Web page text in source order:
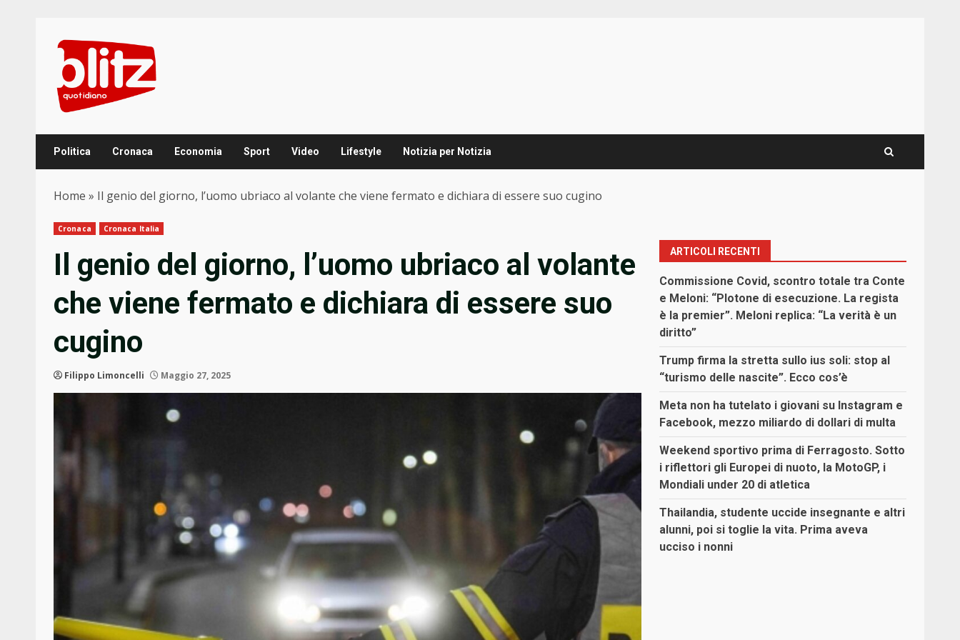
content
Politica Cronaca Economia Sport Video Lifestyle Notizia per Notizia
Home » Il genio del giorno, l’uomo ubriaco al volante che viene fermato e dichiara di essere suo cugino
Cronaca Cronaca Italia
Il genio del giorno, l’uomo ubriaco al volante
che viene fermato e dichiara di essere suo
cugino
Filippo Limoncelli Maggio 27, 2025
ARTICOLI RECENTI
Commissione Covid, scontro totale tra Conte
e Meloni: “Plotone di esecuzione. La regista
è la premier”. Meloni replica: “La verità è un
diritto”
Trump firma la stretta sullo ius soli: stop al
“turismo delle nascite”. Ecco cos’è
Meta non ha tutelato i giovani su Instagram e
Facebook, mezzo miliardo di dollari di multa
Weekend sportivo prima di Ferragosto. Sotto
i riflettori gli Europei di nuoto, la MotoGP, i
Mondiali under 20 di atletica
Thailandia, studente uccide insegnante e altri
alunni, poi si toglie la vita. Prima aveva
ucciso i nonni